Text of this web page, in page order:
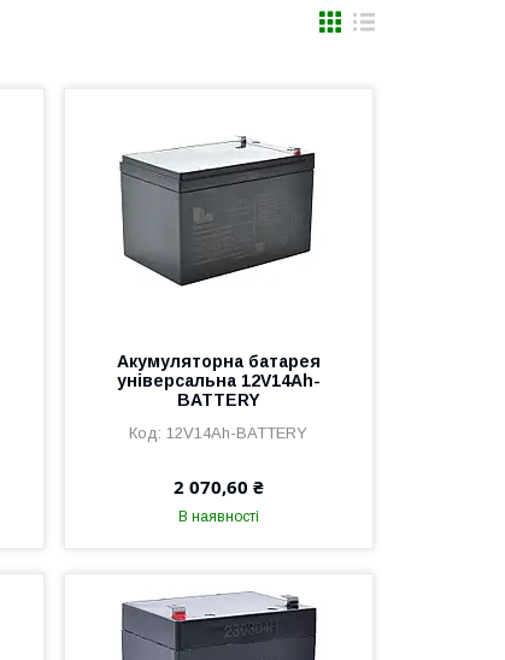
Акумуляторна батарея
універсальна 12V14Ah-
BATTERY
12V14Ah-BATTERY
2 070,60 ₴
В наявності